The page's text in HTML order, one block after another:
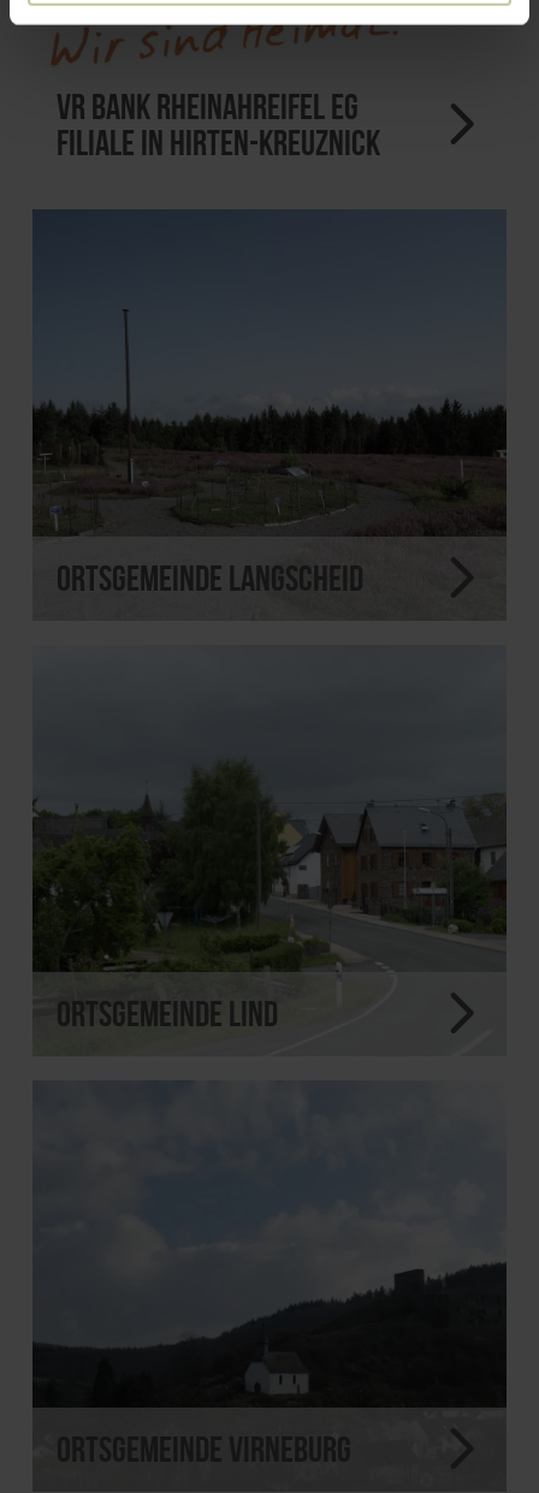
VR Bank RheinAhrEifel eG
Filiale in Hirten-Kreuznick
Ortsgemeinde Langscheid
Ortsgemeinde Lind
Ortsgemeinde Virneburg